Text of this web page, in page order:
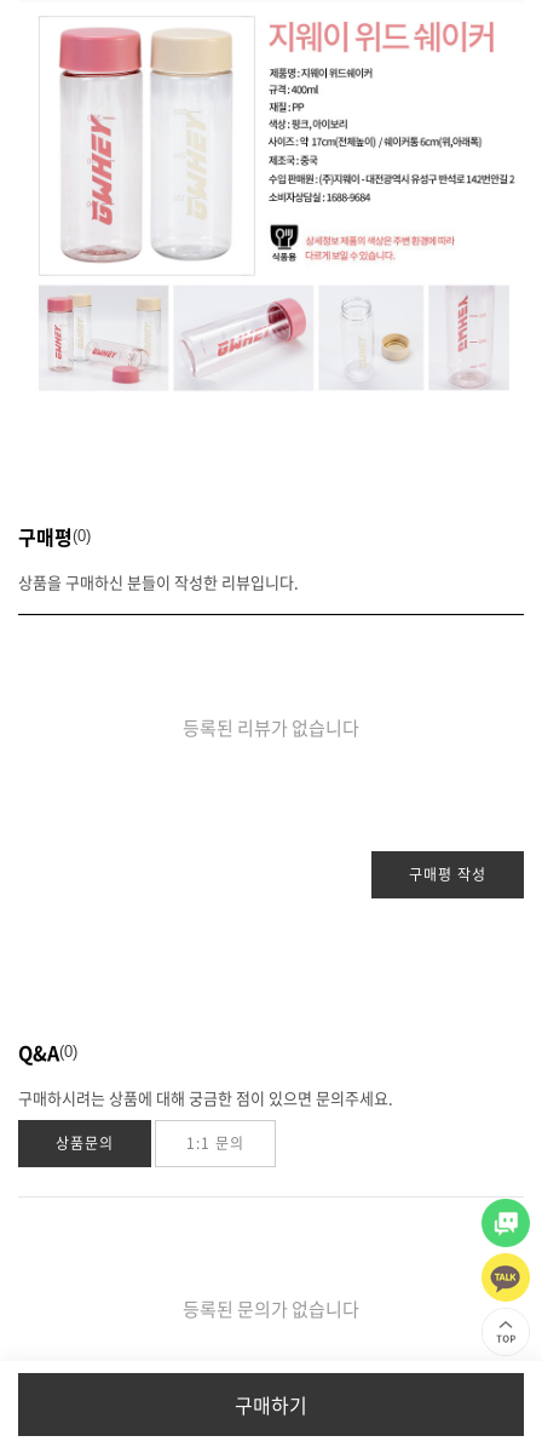
구매평 0
상품을 구매하신 분들이 작성한 리뷰입니다.
등록된 리뷰가 없습니다
구매평 작성
Q&A 0
구매하시려는 상품에 대해 궁금한 점이 있으면 문의주세요.
상품문의 1:1 문의
등록된 문의가 없습니다
구매하기